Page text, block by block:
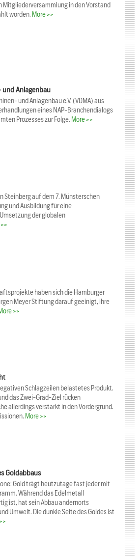
Mitgliederversammlung in den Vorstand
worden. More >>
und Anlagenbau
und Anlagenbau e.V. (VDMA) aus
eines NAP-Branchendialogs
Prozesses zur Folge. More >>
Steinberg auf dem 7. Münsterschen
und Ausbildung für eine
der globalen
haben sich die Hamburger
Meyer Stiftung darauf geeinigt, ihre
>>
Schlagzeilen belastetes Produkt.
das Zwei-Grad-Ziel rücken
allerdings verstärkt in den Vordergrund.
More >>
Goldabbaus
Gold trägt heutzutage fast jeder mit
Während das Edelmetall
ist, hat sein Abbau andernorts
Umwelt. Die dunkle Seite des Goldes ist